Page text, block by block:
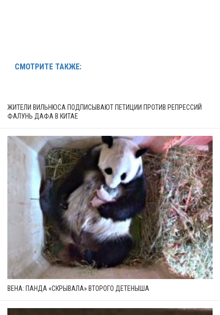
СМОТРИТЕ ТАКЖЕ:
ЖИТЕЛИ ВИЛЬНЮСА ПОДПИСЫВАЮТ ПЕТИЦИИ ПРОТИВ РЕПРЕССИЙ
ФАЛУНЬ ДАФА В КИТАЕ
ВЕНА: ПАНДА «СКРЫВАЛА» ВТОРОГО ДЕТЕНЫША